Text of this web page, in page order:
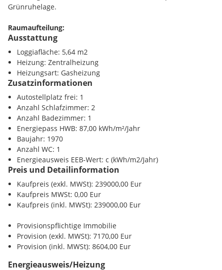
Grünruhelage.
Raumaufteilung:
Großzügiges, lichtdurchflutetes Wohnzimmer zzgl. Loggia
Schlafzimmer mit genügend Platz für Stauraum
Weiteres Zimmer - ideal als Kinder-, Gäste- oder
Arbeitszimmer
Badezimmer und separates WC
Vorraum mit Garderobenmöglichkeit
Loggia mit Blick ins Grüne/Weitblick!
Ausstattung & Highlights:
Ca. 72 m² optimal genutzte Wohnfläche + zzgl. 6 m² Loggia
Helle Räume
Gepflegter Zustand - sofort beziehbar
riesengroßes Kellerabteil inklusive
PKW-Stellplatz vorm Haus inklusive
Ruhige Lage mit hervorragender Verkehrsanbindung
Nahversorger, Schulen, Kindergarten und öffentliche
Verkehrsmittel in Gehweite
Lage:
Ausstattung
Loggiafläche: 5,64 m2
Heizung: Zentralheizung
Heizungsart: Gasheizung
Zusatzinformationen
Autostellplatz frei: 1
Anzahl Schlafzimmer: 2
Anzahl Badezimmer: 1
Energiepass HWB: 87,00 kWh/m²/Jahr
Baujahr: 1970
Anzahl WC: 1
Energieausweis EEB-Wert: c (kWh/m2/Jahr)
Preis und Detailinformation
Kaufpreis (exkl. MWSt): 239000,00 Eur
Kaufpreis MWSt: 0,00 Eur
Kaufpreis (inkl. MWSt): 239000,00 Eur
Provisionspflichtige Immobilie
Provision (exkl. MWSt): 7170,00 Eur
Provision (inkl. MWSt): 8604,00 Eur
Energieausweis/Heizung